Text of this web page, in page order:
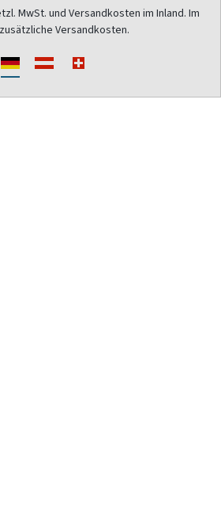
MwSt. und Versandkosten im Inland. Im
Versandkosten.